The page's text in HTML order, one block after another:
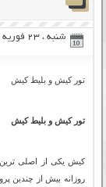
شنبه ، 23 فوریه 2019
تور کیش و بلیط کیش
تور کیش و بلیط کیش
کیش یکی از اصلی
روزانه بیش از چندین